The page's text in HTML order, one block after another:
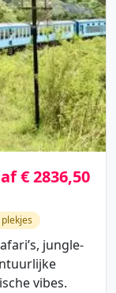
€ 2836,50
jungle-
vibes.